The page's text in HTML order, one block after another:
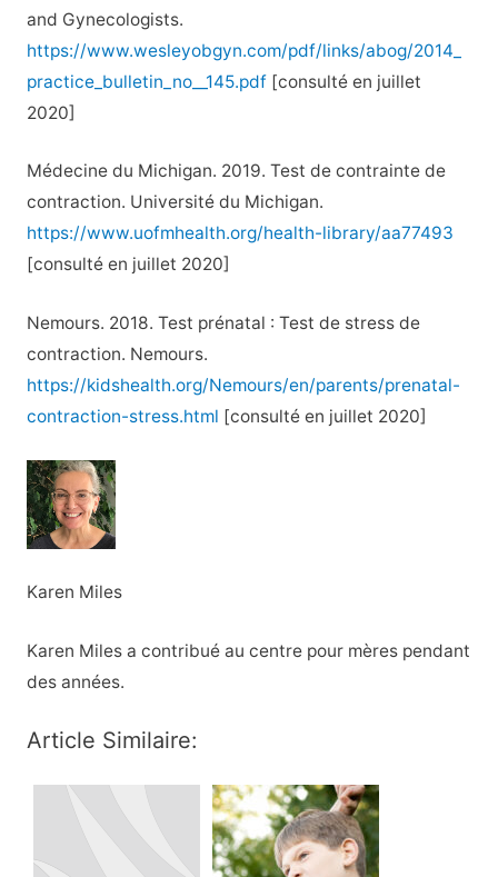
and Gynecologists.
https://www.wesleyobgyn.com/pdf/links/abog/2014_
practice_bulletin_no__145.pdf[consulté en juillet
2020]
Médecine du Michigan. 2019. Test de contrainte de
contraction. Université du Michigan.
https://www.uofmhealth.org/health-library/aa77493
[consulté en juillet 2020]
Nemours. 2018. Test prénatal : Test de stress de
contraction. Nemours.
https://kidshealth.org/Nemours/en/parents/prenatal-
contraction-stress.html [consulté en juillet 2020]
Karen Miles
Karen Miles a contribué au centre pour mères pendant
des années.
Article Similaire: